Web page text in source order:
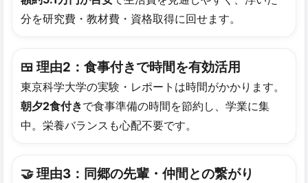
分を研究費・教材費・資格取得に回せます。
🍱 理由2：食事​付きで​時間を​有効活用
東京科学大学の実験・レポートは時間がかかります。
朝夕2食付きで食事準備の時間を節約し、学業に集
中。栄養バランスも心配不要です。
🤝 理由3：同郷の​先輩・仲間との​繋がり